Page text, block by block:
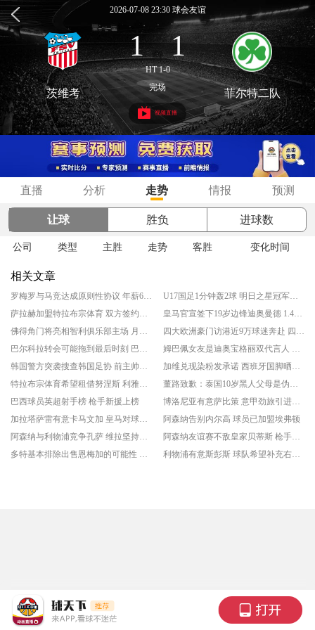
2026-07-08 23:30 球会友谊
1 : 1
HT 1-0
茨维考 完场 菲尔特二队
视频直播
直播 分析 走势 情报 预测
让球 胜负 进球数
公司 类型 主胜 走势 客胜 变化时间
相关文章
罗梅罗与马竞达成原则性协议 年薪600万签约4年
U17国足1分钟轰2球 明日之星冠军杯小组全胜进四强
萨拉赫加盟特拉布宗体育 双方签约两年
皇马官宣签下19岁边锋迪奥曼德 1.4亿欧转会费刷新皇马队史纪录
佛得角门将亮相智利俱乐部主场 月薪全智利联赛排第二
四大欧洲豪门访港近9万球迷奔赴 四大优势助香港成办赛首选地
巴尔科拉转会可能拖到最后时刻 巴黎圣日耳曼坚持高价立场
姆巴佩女友是迪奥宝格丽双代言人 法国球星正式公开恋情
韩国警方突袭搜查韩国足协 前主帅洪明甫此前遭传唤
加维兑现染粉发承诺 西班牙国脚晒出新造型
特拉布宗体育希望租借努涅斯 利雅得新月愿意让球员离开
董路致歉：泰国10岁黑人父母是伪造的 其年龄也造假
巴西球员英超射手榜 枪手新援上榜
博洛尼亚有意萨比策 意甲劲旅引进球员难度较大
加拉塔萨雷有意卡马文加 皇马对球员离开持开放态度
阿森纳告别内尔高 球员已加盟埃弗顿
阿森纳与利物浦竞争孔萨 维拉坚持高价
阿森纳友谊赛不敌皇家贝蒂斯 枪手遭遇季前赛首败
多特基本排除出售恩梅加的可能性 大黄蜂希望留住主力
利物浦有意斯彭斯 球队希望补充右后卫位置